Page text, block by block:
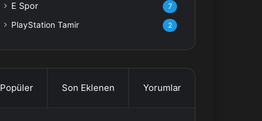
E Spor 7
PlayStation Tamir 2
Popüler Son Eklenen Yorumlar